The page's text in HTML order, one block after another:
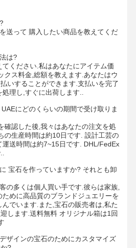
グ
スレット
クレス
レット
計 ブレスレット
ヤリング
チ
ト
レスレット
送って 購入したい商品を教えてくだ
は?
ください.私はあなたにアイテム価
クス料金,総額を教えます.あなたはウ
いすることができます.支払いを完了
理し,すぐに出荷します..
にどのくらいの期間で受け取りま
確認した後,我々はあなたの注文を処
の生産時間は約10日です. 設計工芸の
送時間は約7~15日です. DHL/FedEx
宝石を作っていますか? それとも卸
の多くは個人買い手です.彼らは家族,
めに高品質のブランドジュエリーを
でいます.また,宝石の販売者は,私た
します.送料無料 オリジナル箱は1回
ザインの宝石のためにカスタマイズ